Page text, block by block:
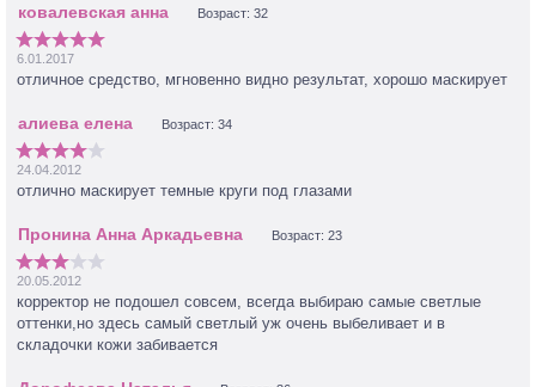
минеральной. А то так любой практически консилер у вас будет
скатываться.
Возраст: 32
6.01.2017
отличное средство, мгновенно видно результат, хорошо маскирует
Возраст: 34
24.04.2012
отлично маскирует темные круги под глазами
Возраст: 23
20.05.2012
корректор не подошел совсем, всегда выбираю самые светлые
оттенки,но здесь самый светлый уж очень выбеливает и в
складочки кожи забивается